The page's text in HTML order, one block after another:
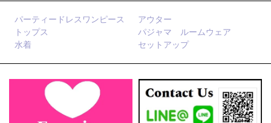
パーティードレスワンピース
アウター
トップス
パジャマ ルームウェア
水着
セットアップ